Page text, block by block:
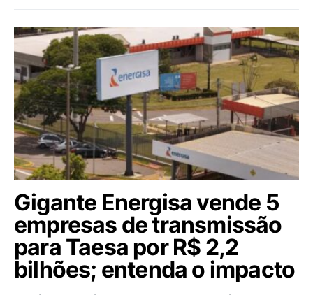
Gigante Energisa vende 5
empresas de transmissão
para Taesa por R$ 2,2
bilhões; entenda o impacto